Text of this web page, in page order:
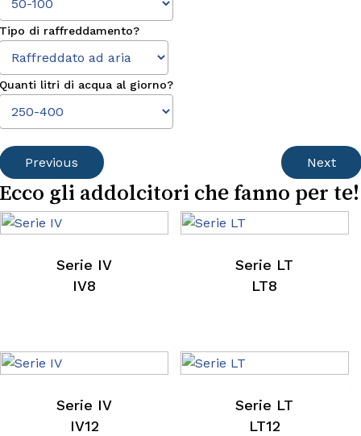
Tipo di raffreddamento?
Quanti litri di acqua al giorno?
Previous Next
Ecco gli addolcitori che fanno per te!
Serie IV
IV8
Serie LT
LT8
Serie IV
IV12
Serie LT
LT12